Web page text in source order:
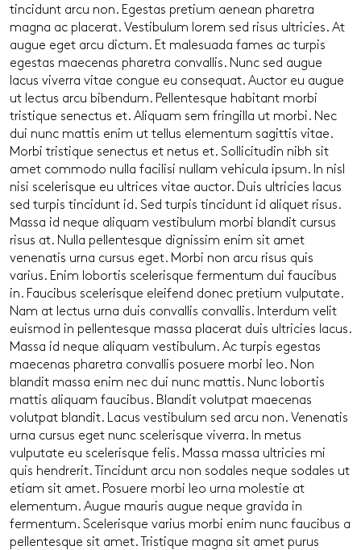
tincidunt arcu non. Egestas pretium aenean pharetra
magna ac placerat. Vestibulum lorem sed risus ultricies. At
augue eget arcu dictum. Et malesuada fames ac turpis
egestas maecenas pharetra convallis. Nunc sed augue
lacus viverra vitae congue eu consequat. Auctor eu augue
ut lectus arcu bibendum. Pellentesque habitant morbi
tristique senectus et. Aliquam sem fringilla ut morbi. Nec
dui nunc mattis enim ut tellus elementum sagittis vitae.
Morbi tristique senectus et netus et. Sollicitudin nibh sit
amet commodo nulla facilisi nullam vehicula ipsum. In nisl
nisi scelerisque eu ultrices vitae auctor. Duis ultricies lacus
sed turpis tincidunt id. Sed turpis tincidunt id aliquet risus.
Massa id neque aliquam vestibulum morbi blandit cursus
risus at. Nulla pellentesque dignissim enim sit amet
venenatis urna cursus eget. Morbi non arcu risus quis
varius. Enim lobortis scelerisque fermentum dui faucibus
in. Faucibus scelerisque eleifend donec pretium vulputate.
Nam at lectus urna duis convallis convallis. Interdum velit
euismod in pellentesque massa placerat duis ultricies lacus.
Massa id neque aliquam vestibulum. Ac turpis egestas
maecenas pharetra convallis posuere morbi leo. Non
blandit massa enim nec dui nunc mattis. Nunc lobortis
mattis aliquam faucibus. Blandit volutpat maecenas
volutpat blandit. Lacus vestibulum sed arcu non. Venenatis
urna cursus eget nunc scelerisque viverra. In metus
vulputate eu scelerisque felis. Massa massa ultricies mi
quis hendrerit. Tincidunt arcu non sodales neque sodales ut
etiam sit amet. Posuere morbi leo urna molestie at
elementum. Augue mauris augue neque gravida in
fermentum. Scelerisque varius morbi enim nunc faucibus a
pellentesque sit amet. Tristique magna sit amet purus